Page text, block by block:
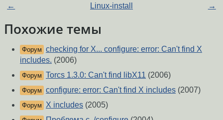
← Linux-install →
Похожие темы
Форум checking for X... configure: error: Can't find X
includes. (2006)
Форум Torcs 1.3.0: Can't find libX11 (2006)
Форум configure: error: Can't find X includes (2007)
Форум X includes (2005)